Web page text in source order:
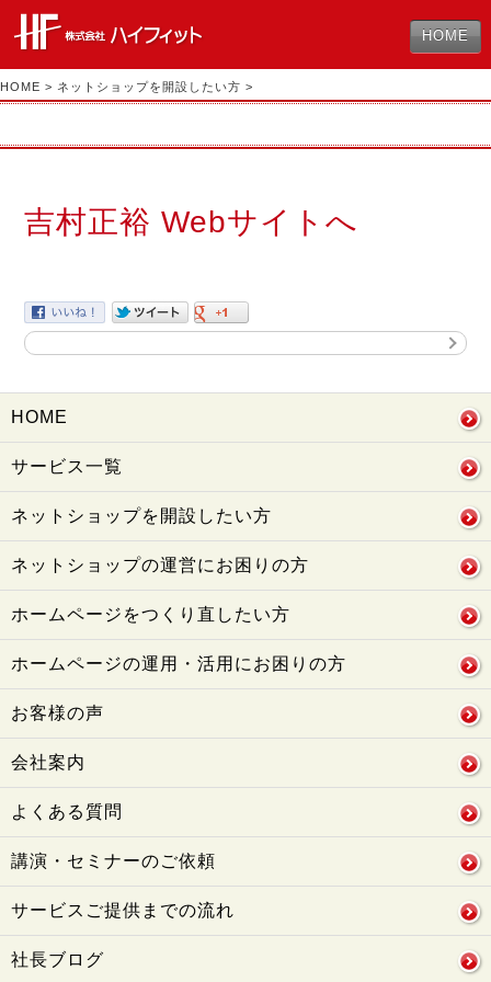
HOME
HOME > ネットショップを開設したい方 >
吉村正裕 Webサイトへ
HOME
サービス一覧
ネットショップを開設したい方
ネットショップの運営にお困りの方
ホームページをつくり直したい方
ホームページの運用・活用にお困りの方
お客様の声
会社案内
よくある質問
講演・セミナーのご依頼
サービスご提供までの流れ
社長ブログ